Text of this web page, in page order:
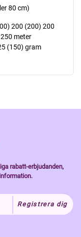
80 cm)
200 (200) 200
meter
(150) gram
rabatt-erbjudanden,
Registrera dig